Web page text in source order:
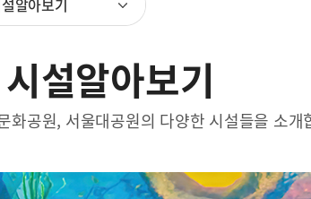
알아보기
시설알아보기
화공원, 서울대공원의 다양한 시설들을 소개